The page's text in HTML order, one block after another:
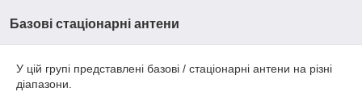
Базові стаціонарні антени
У цій групі представлені базові / стаціонарні антени на різні
діапазони.